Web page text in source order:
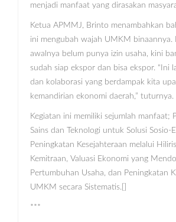
menjadi manfaat yang dirasakan
Ketua APMMJ, Brinto menambahkan
ini mengubah wajah UMKM binaannya.
awalnya belum punya izin usaha, kini
sudah siap ekspor dan bisa ekspor. “Ini
dan kolaborasi yang berdampak kita
kemandirian ekonomi daerah,” tuturnya.
Kegiatan ini memiliki sejumlah manfaat;
Sains dan Teknologi untuk Solusi Sosio-
Peningkatan Kesejahteraan melalui
Kemitraan, Valuasi Ekonomi yang
Pertumbuhan Usaha, dan Peningkatan
UMKM secara Sistematis.[]
***